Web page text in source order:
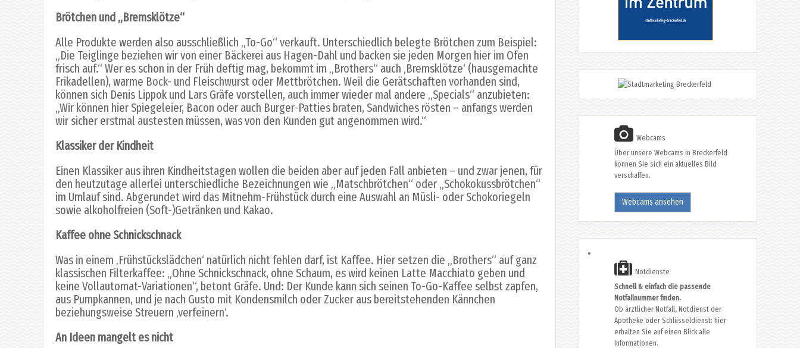
Brötchen und „Bremsklötze“
Alle Produkte werden also ausschließlich „To-Go“ verkauft. Unterschiedlich belegte Brötchen zum Beispiel:
„Die Teiglinge beziehen wir von einer Bäckerei aus Hagen-Dahl und backen sie jeden Morgen hier im Ofen
frisch auf.“ Wer es schon in der Früh deftig mag, bekommt im „Brothers“ auch ‚Bremsklötze‘ (hausgemachte
Frikadellen), warme Bock- und Fleischwurst oder Mettbrötchen. Weil die Gerätschaften vorhanden sind,
können sich Denis Lippok und Lars Gräfe vorstellen, auch immer wieder mal andere „Specials“ anzubieten:
„Wir können hier Spiegeleier, Bacon oder auch Burger-Patties braten, Sandwiches rösten – anfangs werden
wir sicher erstmal austesten müssen, was von den Kunden gut angenommen wird.“
Klassiker der Kindheit
Einen Klassiker aus ihren Kindheitstagen wollen die beiden aber auf jeden Fall anbieten – und zwar jenen, für
den heutzutage allerlei unterschiedliche Bezeichnungen wie „Matschbrötchen“ oder „Schokokussbrötchen“
im Umlauf sind. Abgerundet wird das Mitnehm-Frühstück durch eine Auswahl an Müsli- oder Schokoriegeln
sowie alkoholfreien (Soft-)Getränken und Kakao.
Kaffee ohne Schnickschnack
Was in einem ‚Frühstückslädchen‘ natürlich nicht fehlen darf, ist Kaffee. Hier setzen die „Brothers“ auf ganz
klassischen Filterkaffee: „Ohne Schnickschnack, ohne Schaum, es wird keinen Latte Macchiato geben und
keine Vollautomat-Variationen“, betont Gräfe. Und: Der Kunde kann sich seinen To-Go-Kaffee selbst zapfen,
aus Pumpkannen, und je nach Gusto mit Kondensmilch oder Zucker aus bereitstehenden Kännchen
beziehungsweise Streuern ‚verfeinern‘.
An Ideen mangelt es nicht
Webcams
Über unsere Webcams in Breckerfeld
können Sie sich ein aktuelles Bild
verschaffen.
Webcams ansehen
Notdienste
Schnell & einfach die passende
Notfallnummer finden.
Ob ärztlicher Notfall, Notdienst der
Apotheke oder Schlüsseldienst: hier
erhalten Sie auf einen Blick alle
Informationen.